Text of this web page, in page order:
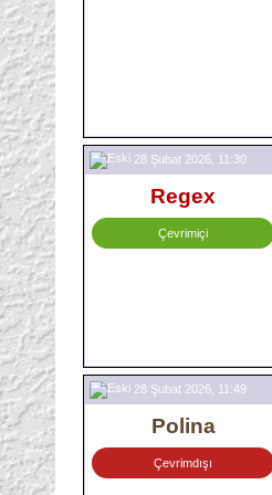
28 Şubat 2026, 11:30
Regex
Çevrimiçi
28 Şubat 2026, 11:49
Polina
Çevrimdışı